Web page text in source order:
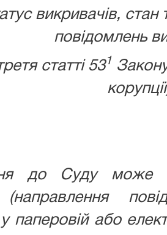
викривачів, стан
повідомлень
статті 531
до Суду може
(направлення
паперовій або